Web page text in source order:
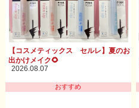
【コスメティックス セルレ】夏のお
出かけメイク🌻
2026.08.07
おすすめ